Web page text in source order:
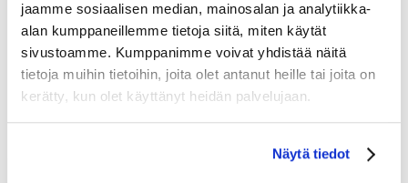
jaamme sosiaalisen median, mainosalan ja analytiikka-
alan kumppaneillemme tietoja siitä, miten käytät
sivustoamme. Kumppanimme voivat yhdistää näitä
tietoja muihin tietoihin, joita olet antanut heille tai joita on
kerätty, kun olet käyttänyt heidän palvelujaan.
Näytä tiedot
Asiakkaamme voivat omilla valinnoillaan ja
toiminnallaan vähentää ravintolakäynnin
ympäristövaikutuksia. Olemme koonneet
yhteistyössä Joutsenmerkin kanssa käytännön
vinkkejä ravintolavierailuun.